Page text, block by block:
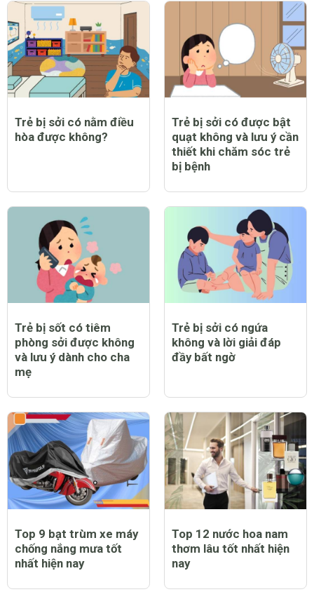
Trẻ bị sởi có nằm điều
hòa được không?
Trẻ bị sởi có được bật
quạt không và lưu ý cần
thiết khi chăm sóc trẻ
bị bệnh
Trẻ bị sốt có tiêm
phòng sởi được không
và lưu ý dành cho cha
mẹ
Trẻ bị sởi có ngứa
không và lời giải đáp
đầy bất ngờ
Top 9 bạt trùm xe máy
chống nắng mưa tốt
nhất hiện nay
Top 12 nước hoa nam
thơm lâu tốt nhất hiện
nay